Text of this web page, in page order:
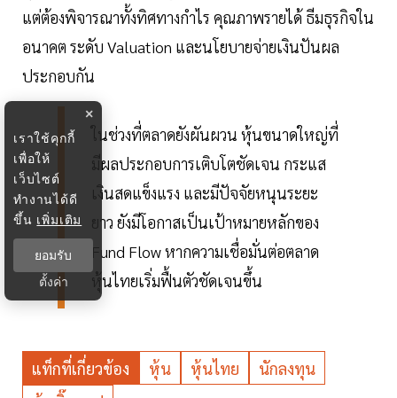
แต่ต้องพิจารณาทั้งทิศทางกำไร คุณภาพรายได้ ธีมธุรกิจใน
อนาคต ระดับ Valuation และนโยบายจ่ายเงินปันผล
ประกอบกัน
ในช่วงที่ตลาดยังผันผวน หุ้นขนาดใหญ่ที่
มีผลประกอบการเติบโตชัดเจน กระแส
เงินสดแข็งแรง และมีปัจจัยหนุนระยะ
ยาว ยังมีโอกาสเป็นเป้าหมายหลักของ
Fund Flow หากความเชื่อมั่นต่อตลาด
หุ้นไทยเริ่มฟื้นตัวชัดเจนขึ้น
แท็กที่เกี่ยวข้อง หุ้น หุ้นไทย
นักลงทุน
×
เราใช้คุกกี้
เพื่อให้
เว็บไซต์
ทำงานได้ดี
ขึ้น เพิ่มเติม
ยอมรับ
ตั้งค่า